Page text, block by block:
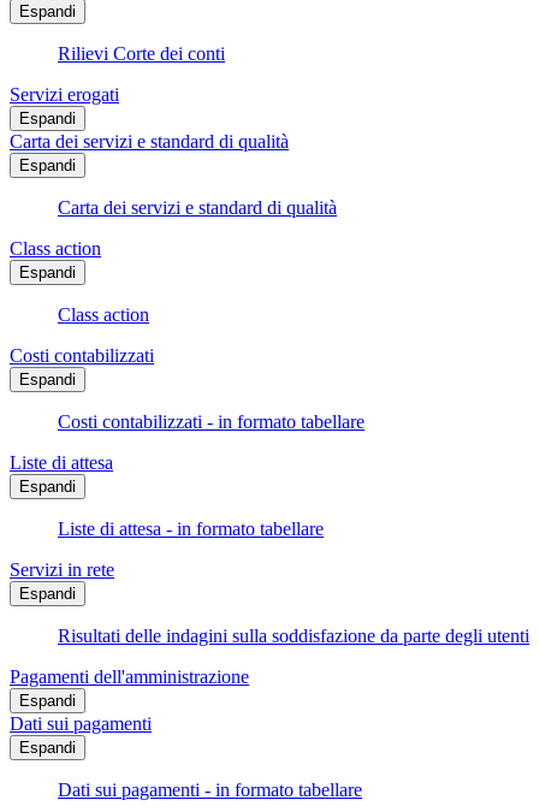
Espandi
Rilievi Corte dei conti
Servizi erogati
Espandi
Carta dei servizi e standard di qualità
Espandi
Carta dei servizi e standard di qualità
Class action
Espandi
Class action
Costi contabilizzati
Espandi
Costi contabilizzati - in formato tabellare
Liste di attesa
Espandi
Liste di attesa - in formato tabellare
Servizi in rete
Espandi
Risultati delle indagini sulla soddisfazione da parte degli utenti
Pagamenti dell'amministrazione
Espandi
Dati sui pagamenti
Espandi
Dati sui pagamenti - in formato tabellare